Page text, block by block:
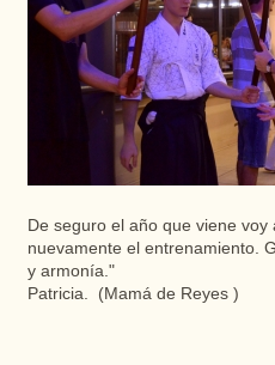
De seguro el añoque viene voy
nuevamente el entrenamiento.
y armonía."
Patricia. (Mamáde Reyes)